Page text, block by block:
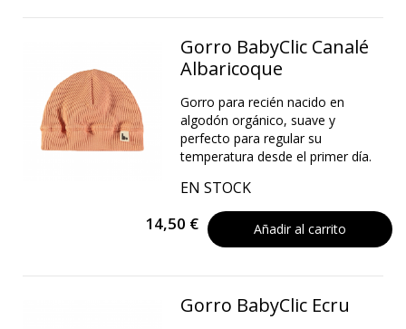
Gorro BabyClic Canalé
Albaricoque
Gorro para recién nacido en
algodón orgánico, suave y
perfecto para regular su
temperatura desde el primer día.
EN STOCK
14,50 € Añadir al carrito
Gorro BabyClic Ecru